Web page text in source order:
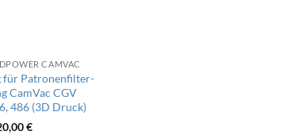
CAMVAC
für Patronenfilter-
CamVac CGV
486 (3D Druck)
€